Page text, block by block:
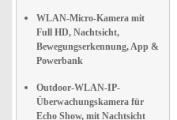
WLAN-Micro-Kamera mit
Full HD, Nachtsicht,
Bewegungserkennung, App &
Powerbank
Outdoor-WLAN-IP-
Überwachungskamera für
Echo Show, mit Nachtsicht